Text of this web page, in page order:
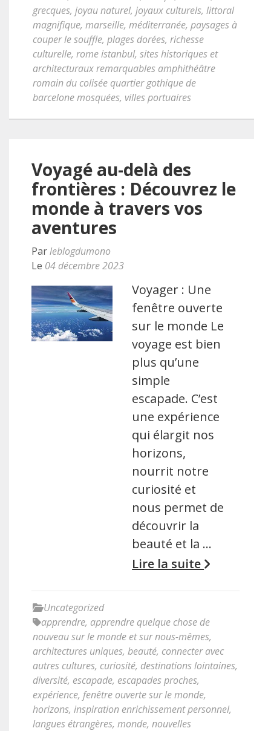
grecques, joyau naturel, joyaux culturels, littoral
magnifique, marseille, méditerranée, paysages à
couper le souffle, plages dorées, richesse
culturelle, rome istanbul, sites historiques et
architecturaux remarquables amphithéâtre
romain du colisée quartier gothique de
barcelone mosquées, villes portuaires
Voyagé au-delà des
frontières : Découvrez le
monde à travers vos
aventures
Parleblogdumono
Le 04 décembre 2023
Voyager : Une
fenêtre ouverte
sur le monde Le
voyage est bien
plus qu’une
simple
escapade. C’est
une expérience
qui élargit nos
horizons,
nourrit notre
curiosité et
nous permet de
découvrir la
beauté et la …
Lire la suite
Uncategorized
apprendre, apprendre quelque chose de
nouveau sur le monde et sur nous-mêmes,
architectures uniques, beauté, connecter avec
autres cultures, curiosité, destinations lointaines,
diversité, escapade, escapades proches,
expérience, fenêtre ouverte sur le monde,
horizons, inspiration enrichissement personnel,
langues étrangères, monde, nouvelles